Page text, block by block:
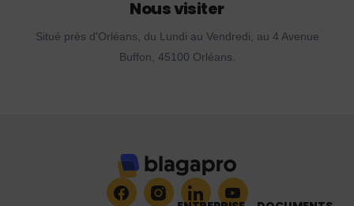
Nous visiter
Situé près d'Orléans, du Lundi au Vendredi, au 4 Avenue
Buffon, 45100 Orléans.